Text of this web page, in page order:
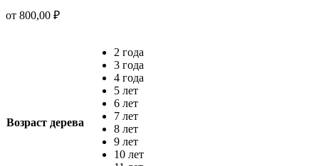
от 800,00 ₽
Возраст дерева
2 года
3 года
4 года
5 лет
6 лет
7 лет
8 лет
9 лет
10 лет